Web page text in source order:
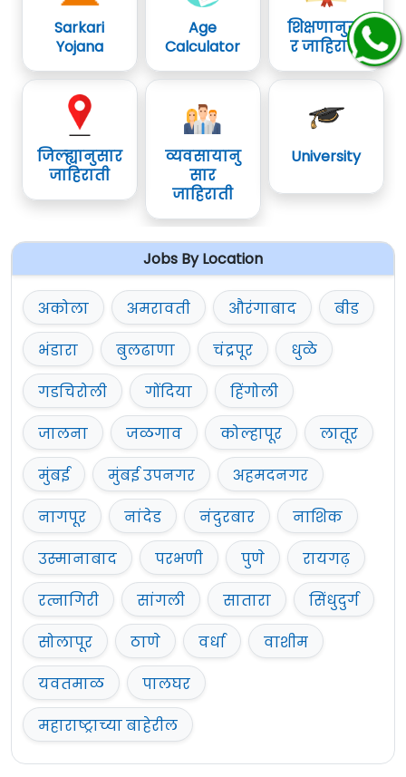
Sarkari
Yojana
Age
Calculator
शिक्षणानुसा
र जाहिराती
जिल्ह्यानुसार
जाहिराती
व्यवसायानु
सार
जाहिराती
University
Jobs By Location
अकोला अमरावती औरंगाबाद
बीड
भंडारा
बुलढाणा चंद्रपूर
धुळे
गडचिरोली
गोंदिया
हिंगोली
जालना
जळगाव कोल्हापूर
लातूर
मुंबई
मुंबई उपनगर
अहमदनगर
नागपूर
नांदेड नंदुरबार
नाशिक
उस्मानाबाद
परभणी पुणे
रायगढ़
रत्नागिरी
सांगली सातारा
सिंधुदुर्ग
सोलापूर
ठाणे वर्धा
वाशीम
यवतमाळ
पालघर
महाराष्ट्राच्या बाहेरील